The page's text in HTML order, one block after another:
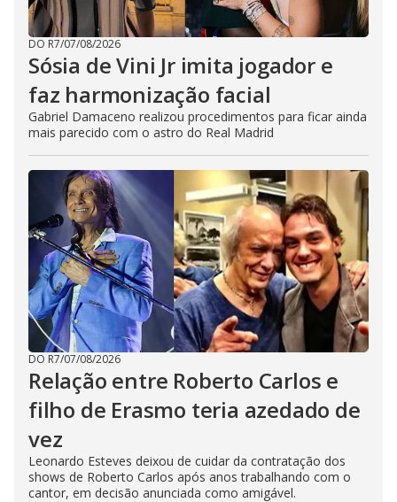
DO R7/07/08/2026
Sósia de Vini Jr imita jogador e
faz harmonização facial
Gabriel Damaceno realizou procedimentos para ficar ainda
mais parecido com o astro do Real Madrid
DO R7/07/08/2026
Relação entre Roberto Carlos e
filho de Erasmo teria azedado de
vez
Leonardo Esteves deixou de cuidar da contratação dos
shows de Roberto Carlos após anos trabalhando com o
cantor, em decisão anunciada como amigável.